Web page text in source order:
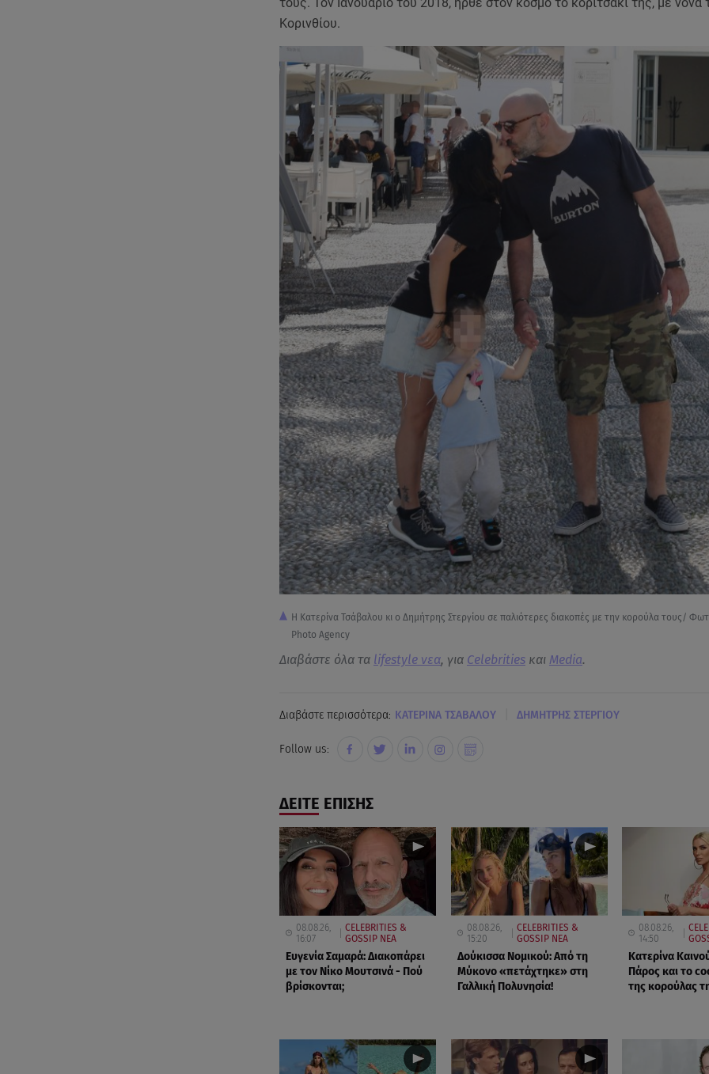
τους. Τον Ιανουάριο του 2018, ήρθε στον κόσμο το κοριτσάκι της, με νονά
Κορινθίου.
Η Κατερίνα Τσάβαλου κι ο Δημήτρης Στεργίου σε παλιότερες διακοπές με την κορούλα τους/
Photo Agency
Διαβάστε όλα τα lifestyle νεα, για Celebritiesκαι Media.
Διαβάστε περισσότερα: ΚΑΤΕΡΙΝΑ ΤΣΑΒΑΛΟΥ ΔΗΜΗΤΡΗΣ ΣΤΕΡΓΙΟΥ
Follow us:
ΔΕΙΤΕ ΕΠΙΣΗΣ
08.08.26,
16:07
CELEBRITIES &
GOSSIP ΝΕΑ
Ευγενία Σαμαρά: Διακοπάρει
με τον Νίκο Μουτσινά - Πού
βρίσκονται;
08.08.26,
15:20
CELEBRITIES &
GOSSIP ΝΕΑ
Δούκισσα Νομικού: Από τη
Μύκονο «πετάχτηκε» στη
Γαλλική Πολυνησία!
08.08.26,
14:50
Κατερίνα
Πάρος και το
της κορούλας